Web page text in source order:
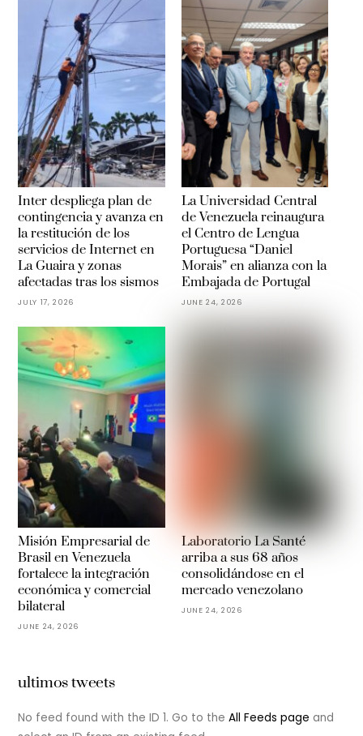
Inter despliega plan de
contingencia y avanza en
la restitución de los
servicios de Internet en
La Guaira y zonas
afectadas tras los sismos
JULY 17, 2026
La Universidad Central
de Venezuela reinaugura
el Centro de Lengua
Portuguesa “Daniel
Morais” en alianza con la
Embajada de Portugal
JUNE 24, 2026
Misión Empresarial de
Brasil en Venezuela
fortalece la integración
económica y comercial
bilateral
JUNE 24, 2026
Laboratorio La Santé
arriba a sus 68 años
consolidándose en el
mercado venezolano
JUNE 24, 2026
ultimos tweets
No feed found with the ID 1. Go to theAll Feeds page and